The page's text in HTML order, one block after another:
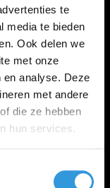
te
media te bieden
Ook delen we
met onze
analyse. Deze
met andere
die ze hebben
hun services.